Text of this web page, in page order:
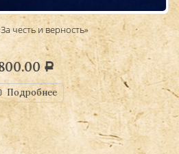
честь и верность»
Р
Подробнее